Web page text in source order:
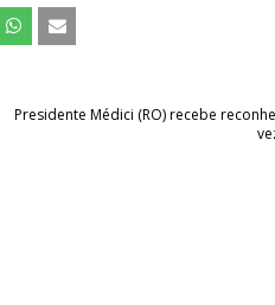
Presidente Médici (RO) recebe